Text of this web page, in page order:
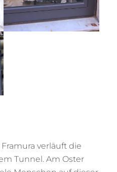
verläuft die
Tunnel. Am Oster